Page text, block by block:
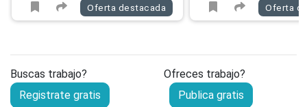
Oferta destacada Oferta
Buscas trabajo?
Registrate gratis
Ofreces trabajo?
Publica gratis